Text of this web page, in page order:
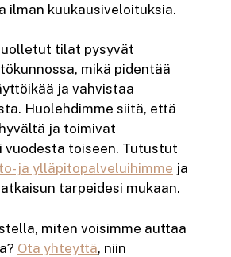
ilman kuukausiveloituksia.
tilat pysyvät
mikä pidentää
ja vahvistaa
Huolehdimme siitä, että
ja toimivat
toiseen. Tutustut
ja ylläpitopalveluihimme ja
tarpeidesi mukaan.
miten voisimme auttaa
Ota yhteyttä, niin